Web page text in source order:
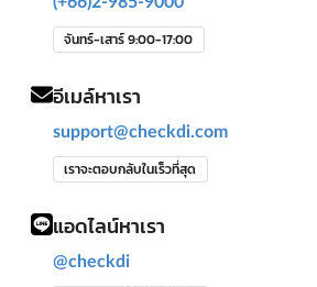
จันทร์-เสาร์ 9:00-17:00
อีเมล์หาเรา
support@checkdi.com
เราจะตอบกลับในเร็วที่สุด
แอดไลน์หาเรา
@checkdi